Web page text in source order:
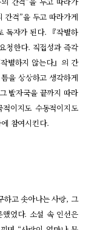
간격”을 두고 따라가게
독자가 된다. 『작별하
청한다. 직접성과 즉각
별하지 않는다』의 간
을 상상하고 생각하게
발자국을 끝까지 따라
이지도 수동적이지도
참여시킨다.
고 솟아나는 사랑, 그
했었다. 소설 속 인선은